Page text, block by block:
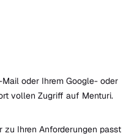
oder Ihrem Google- oder
vollen Zugriff auf Menturi.
zu Ihren Anforderungen passt